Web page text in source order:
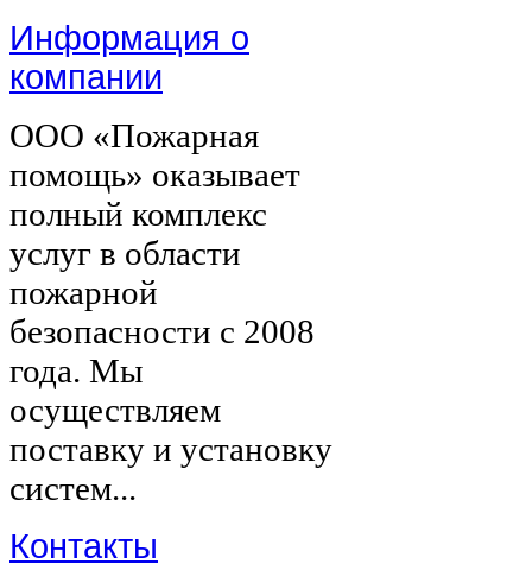
Информация о
компании
ООО «Пожарная
помощь» оказывает
полный комплекс
услуг в области
пожарной
безопасности с 2008
года. Мы
осуществляем
поставку и установку
систем...
Контакты